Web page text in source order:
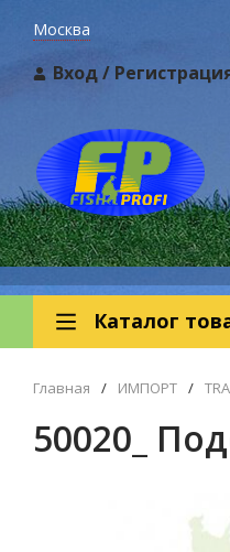
Москва
Вход/
Каталог
Главная / ИМПОРТ /
50020_